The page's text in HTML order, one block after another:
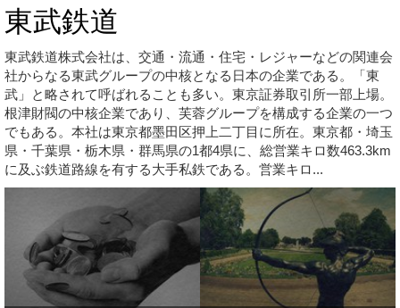
東武鉄道
東武鉄道株式会社は、交通・流通・住宅・レジャーなどの関連会
社からなる東武グループの中核となる日本の企業である。「東
武」と略されて呼ばれることも多い。東京証券取引所一部上場。
根津財閥の中核企業であり、芙蓉グループを構成する企業の一つ
でもある。本社は東京都墨田区押上二丁目に所在。東京都・埼玉
県・千葉県・栃木県・群馬県の1都4県に、総営業キロ数463.3km
に及ぶ鉄道路線を有する大手私鉄である。営業キロ...